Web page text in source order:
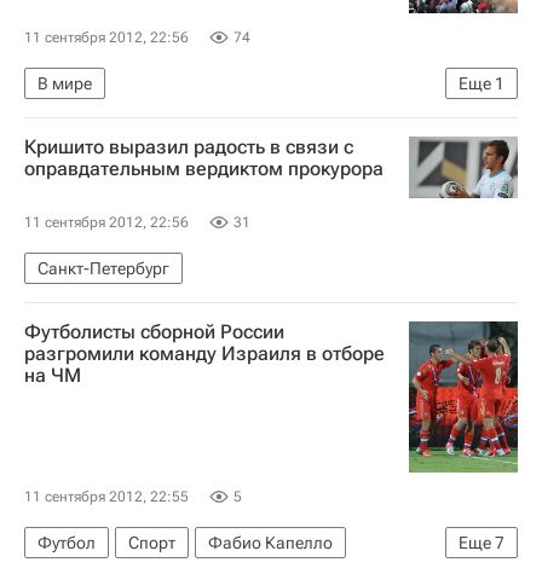
11 сентября 2012, 22:56 74
Еще 1
В мире
Реакция в исламском мире на фильм "Невиновность мусульман"
Кришито выразил радость в связи с
оправдательным вердиктом прокурора
11 сентября 2012, 22:56 31
Санкт-Петербург
Футболисты сборной России
разгромили команду Израиля в отборе
на ЧМ
11 сентября 2012, 22:55 5
Еще7
Футбол Спорт
Фабио Капелло